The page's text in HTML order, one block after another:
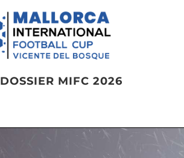
DOSSIER MIFC 2026